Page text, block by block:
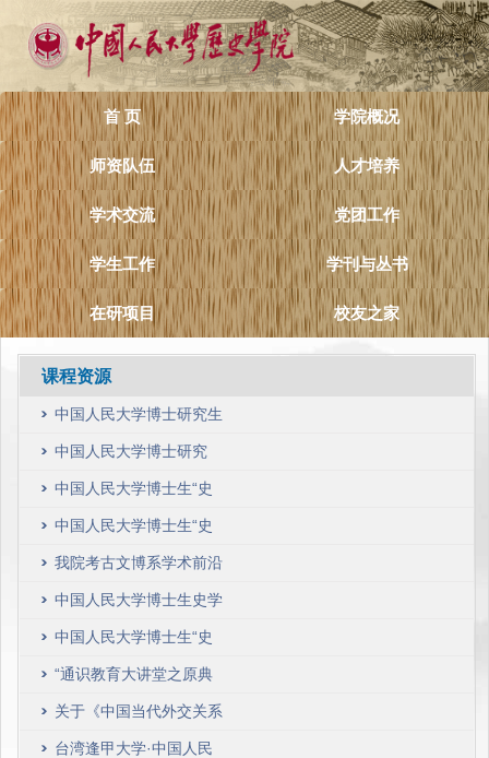
首 页 学院概况
师资队伍 人才培养
学术交流 党团工作
学生工作 学刊与丛书
在研项目 校友之家
课程资源
中国人民大学博士研究生
“史学前沿”2021年春季学
期课程计划
中国人民大学博士研究
生“史学前沿”2019年春季
学期课程计划
中国人民大学博士生“史
学前沿”2018年春季学期
课程
中国人民大学博士生“史
学前沿”2017年春季学期
课程
我院考古文博系学术前沿
系列讲座预告（2016年春
季学期）
中国人民大学博士生史学
前沿2016年春季学期课程
安排
中国人民大学博士生“史
学前沿”（新史学讲座）
课程安排（2015年春季学
期）
“通识教育大讲堂之原典
重温”系列讲座开讲 欢迎
同学们前来交流
关于《中国当代外交关系
专题》课程选课的通知
台湾逢甲大学·中国人民